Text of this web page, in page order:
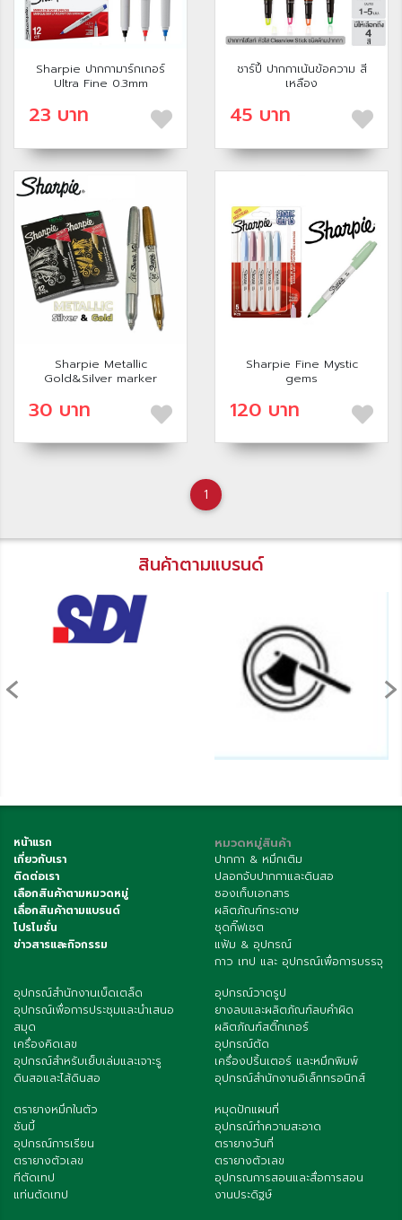
Sharpie ปากกามาร์กเกอร์
Ultra Fine 0.3mm
23 บาท
ชาร์ปี้ ปากกาเน้นข้อความ สี
เหลือง
45 บาท
Sharpie Metallic
Gold&Silver marker
30 บาท
Sharpie Fine Mystic
gems
120 บาท
1
สินค้าตามแบรนด์
‹ ›
หน้าแรก
เกี่ยวกับเรา
ติดต่อเรา
เลือกสินค้าตามหมวดหมู่
เลื่อกสินค้าตามแบรนด์
โปรโมชั่น
ข่าวสารและกิจกรรม
หมวดหมู่สินค้า
ปากกา & หมึกเติม
ปลอกจับปากกาและดินสอ
ซองเก็บเอกสาร
ผลิตภัณฑ์กระดาษ
ชุดกิ๊ฟเซต
แฟ้ม & อุปกรณ์
กาว เทป และ อุปกรณ์เพื่อการบรรจุ
อุปกรณ์สำนักงานเบ็ดเตล็ด
อุปกรณ์เพื่อการประชุมและนำเสนอ
สมุด
เครื่องคิดเลข
อุปกรณ์สำหรับเย็บเล่มและเจาะรู
ดินสอและไส้ดินสอ
อุปกรณ์วาดรูป
ยางลบและผลิตภัณฑ์ลบคำผิด
ผลิตภัณฑ์สติ๊กเกอร์
อุปกรณ์ตัด
เครื่องปริ้นเตอร์ และหมึกพิมพ์
อุปกรณ์สำนักงานอิเล็กทรอนิกส์
ตรายางหมึกในตัว
ซันบี้
อุปกรณ์การเรียน
ตรายางตัวเลข
ทีตัดเทป
แท่นตัดเทป
หมุดปักแผนที่
อุปกรณ์ทำความสะอาด
ตรายางวันที่
ตรายางตัวเลข
อุปกรณการสอนและสื่อการสอน
งานประดิฐษ์